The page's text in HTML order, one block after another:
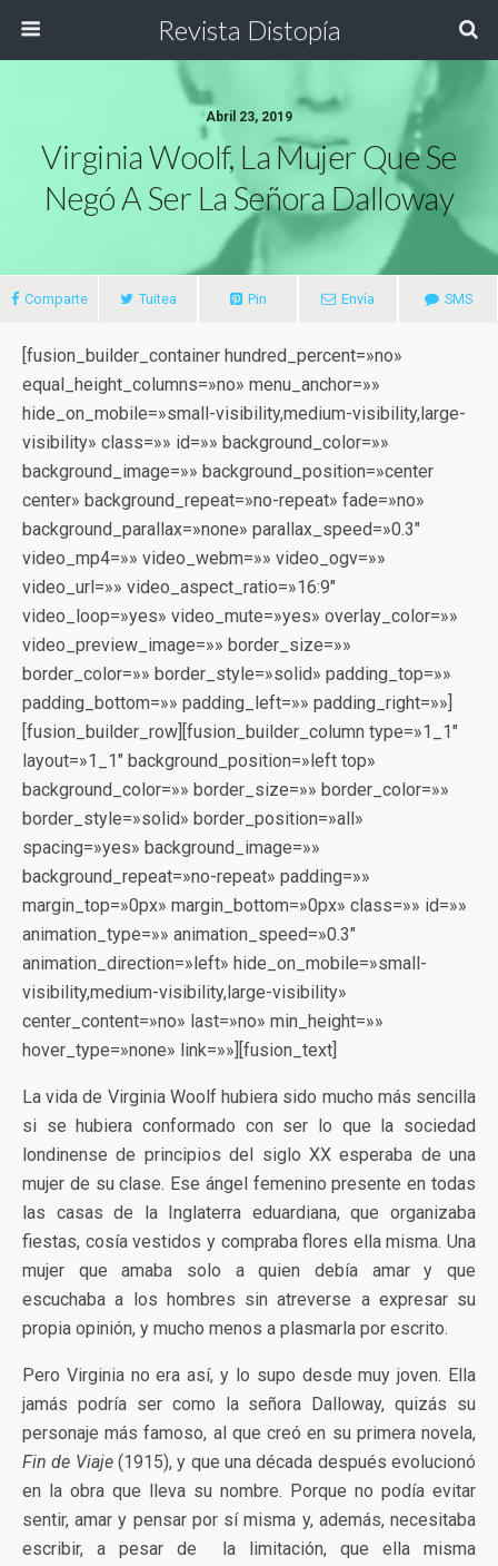
Revista Distopía
Abril 23, 2019
Virginia Woolf, La Mujer Que Se
Negó A Ser La Señora Dalloway
Comparte Tuitea Pin Envía SMS
[fusion_builder_container hundred_percent=»no»
equal_height_columns=»no» menu_anchor=»»
hide_on_mobile=»small-visibility,medium-visibility,large-
visibility» class=»» id=»» background_color=»»
background_image=»» background_position=»center
center» background_repeat=»no-repeat» fade=»no»
background_parallax=»none» parallax_speed=»0.3″
video_mp4=»» video_webm=»» video_ogv=»»
video_url=»» video_aspect_ratio=»16:9″
video_loop=»yes» video_mute=»yes» overlay_color=»»
video_preview_image=»» border_size=»»
border_color=»» border_style=»solid» padding_top=»»
padding_bottom=»» padding_left=»» padding_right=»»]
[fusion_builder_row][fusion_builder_column type=»1_1″
layout=»1_1″ background_position=»left top»
background_color=»» border_size=»» border_color=»»
border_style=»solid» border_position=»all»
spacing=»yes» background_image=»»
background_repeat=»no-repeat» padding=»»
margin_top=»0px» margin_bottom=»0px» class=»» id=»»
animation_type=»» animation_speed=»0.3″
animation_direction=»left» hide_on_mobile=»small-
visibility,medium-visibility,large-visibility»
center_content=»no» last=»no» min_height=»»
hover_type=»none» link=»»][fusion_text]
La vida de Virginia Woolf hubiera sido mucho más sencilla
si se hubiera conformado con ser lo que la sociedad
londinense de principios del siglo XX esperaba de una
mujer de su clase. Ese ángel femenino presente en todas
las casas de la Inglaterra eduardiana, que organizaba
fiestas, cosía vestidos y compraba flores ella misma. Una
mujer que amaba solo a quien debía amar y que
escuchaba a los hombres sin atreverse a expresar su
propia opinión, y mucho menos a plasmarla por escrito.
Pero Virginia no era así, y lo supo desde muy joven. Ella
jamás podría ser como la señora Dalloway, quizás su
personaje más famoso, al que creó en su primera novela,
Fin de Viaje (1915), y que una década después evolucionó
en la obra que lleva su nombre. Porque no podía evitar
sentir, amar y pensar por sí misma y, además, necesitaba
escribir, a pesar de la limitación, que ella misma